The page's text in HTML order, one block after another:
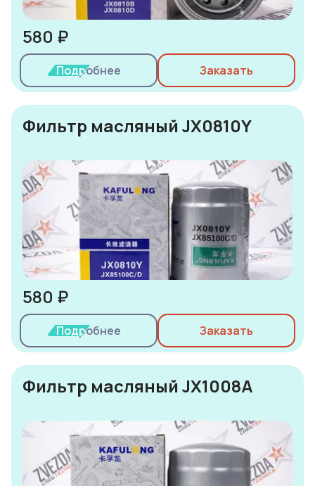
580 ₽
Подробнее Заказать
Фильтр масляный JX0810Y
580 ₽
Подробнее Заказать
Фильтр масляный JX1008A